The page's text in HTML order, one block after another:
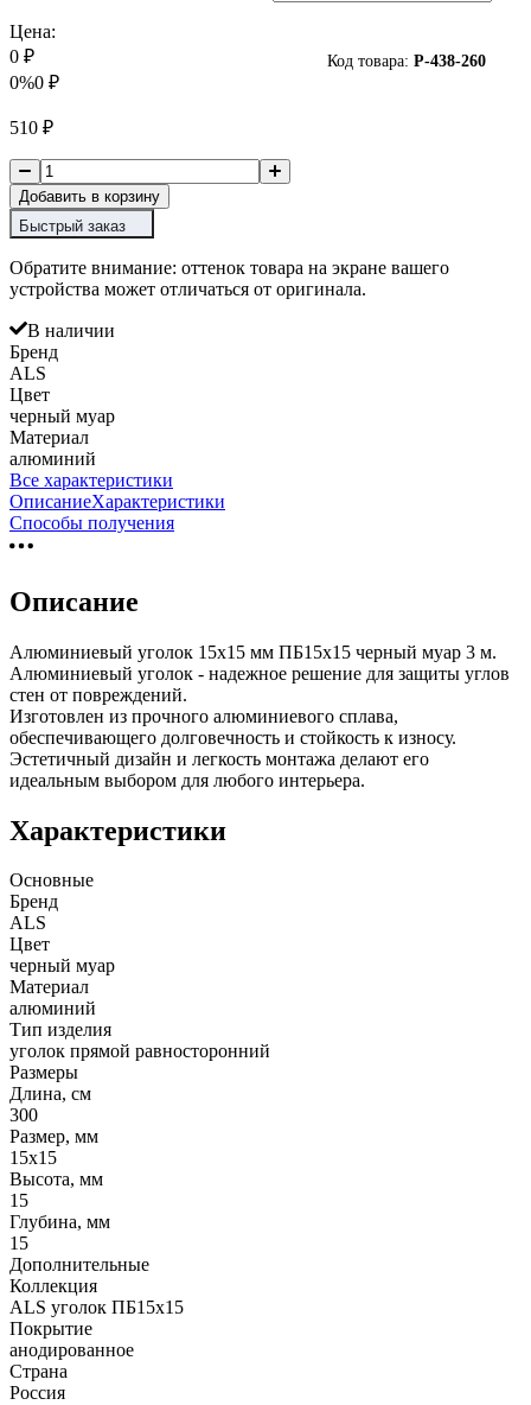
Код товара: P-438-260
Цена:
0 ₽
0%0 ₽
510 ₽
Добавить в корзину
Быстрый заказ
Обратите внимание: оттенок товара на экране вашего
устройства может отличаться от оригинала.
В наличии
Бренд
ALS
Цвет
черный муар
Материал
алюминий
Все характеристики
ОписаниеХарактеристики
Способы получения
Описание
Алюминиевый уголок 15х15 мм ПБ15х15 черный муар 3 м.
Алюминиевый уголок - надежное решение для защиты углов
стен от повреждений.
Изготовлен из прочного алюминиевого сплава,
обеспечивающего долговечность и стойкость к износу.
Эстетичный дизайн и легкость монтажа делают его
идеальным выбором для любого интерьера.
Характеристики
Основные
Бренд
ALS
Цвет
черный муар
Материал
алюминий
Тип изделия
уголок прямой равносторонний
Размеры
Длина, см
300
Размер, мм
15х15
Высота, мм
15
Глубина, мм
15
Дополнительные
Коллекция
ALS уголок ПБ15х15
Покрытие
анодированное
Страна
Россия